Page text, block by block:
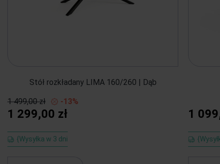
Stół rozkładany LIMA 160/260 | Dąb
1 499,00 zł -13%
1 299,00 zł
{Wysyłka w 3 dni
1